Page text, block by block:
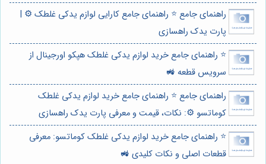
راهنمای جامع ⭐️ راهنمای جامع کارایی لوازم یدکی غلطک ⚙️ |
پارت یدک راهسازی
⭐️ راهنمای جامع خرید لوازم یدکی غلطک هپکو اورجینال از
سرویس قطعه 🚜
راهنمای جامع ⭐️ راهنمای جامع خرید لوازم یدکی غلطک
کوماتسو ⚙️: نکات، قیمت و معرفی پارت یدک راهسازی
⭐️ راهنمای جامع خرید لوازم یدکی غلطک کوماتسو: معرفی
قطعات اصلی و نکات کلیدی 🚜